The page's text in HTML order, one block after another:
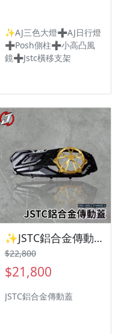
✨AJ三色大燈➕AJ日行燈
➕Posh側柱➕小高凸風
鏡➕Jstc橫移支架
✨JSTC鋁合金傳動蓋 三陽機車 SYM Drg2代 曼巴✨
$22,800
$21,800
JSTC鋁合金傳動蓋